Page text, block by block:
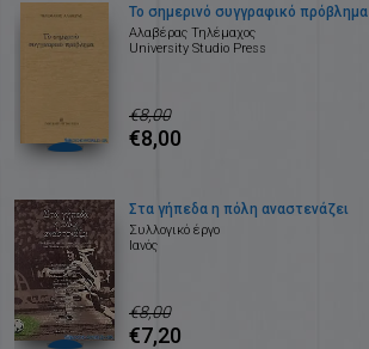
Το σημερινό συγγραφικό πρόβλημα
Αλαβέρας Τηλέμαχος
University Studio Press
€8,00
€8,00
Στα γήπεδα η πόλη αναστενάζει
Συλλογικό έργο
Ιανός
€8,00
€7,20